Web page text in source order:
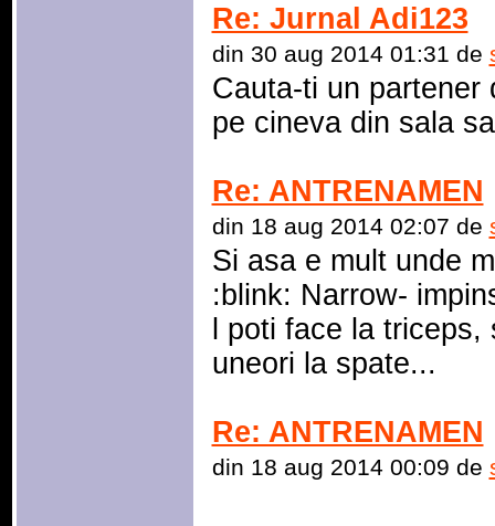
Re: Jurnal Adi123
din 30 aug 2014 01:31 de
Cauta-ti un partener
pe cineva din sala
Re: ANTRENAMEN
din 18 aug 2014 02:07 de
Si asa e mult unde
:blink: Narrow-
l poti face la
uneori la spate...
Re: ANTRENAMEN
din 18 aug 2014 00:09 de